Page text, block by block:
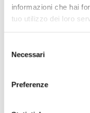
informazioni che hai
tuo utilizzo dei loro
delNecessari
Preferenze
Ha